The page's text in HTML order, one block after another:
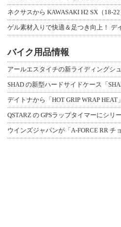
ネクサスから KAWASAKI H2 SX（18-
バイク用品情報
SHAD の新型ハードサイドケース「
デイトナから「HOT GRIP WRAP
QSTARZ の GPSラップタイマーにシリ
ウインズジャパンが「A-FORCE RR チ